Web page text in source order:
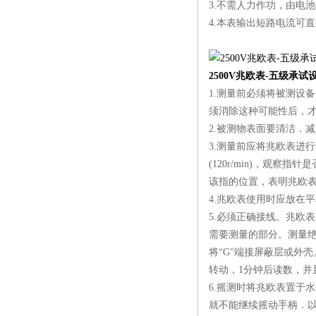
3.不需人力作功，由电
4.本表输出短路电流可
2500V兆欧表-五级承试
1.测量前必须将被测设
须消除这种可能性后，
2.被测物表面要清洁．
3.测量前应将兆欧表进
(120r/min)，观察指针
该指的位置，表明兆欧
4.兆欧表使用时应放在
5.必须正确接线。兆欧
需要测量的部分。测量
将“G"端接屏蔽层或外
转动，1分钟后读数，
6.摇测时将兆欧表置于
就不能继续摇动手柄．